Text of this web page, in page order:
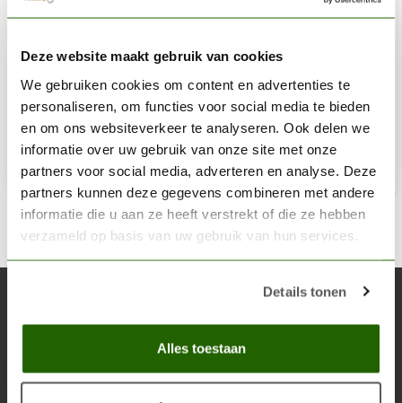
Deze website maakt gebruik van cookies
We gebruiken cookies om content en advertenties te
personaliseren, om functies voor social media te bieden
en om ons websiteverkeer te analyseren. Ook delen we
informatie over uw gebruik van onze site met onze
partners voor social media, adverteren en analyse. Deze
partners kunnen deze gegevens combineren met andere
informatie die u aan ze heeft verstrekt of die ze hebben
verzameld op basis van uw gebruik van hun services.
Details tonen
Alles toestaan
Dense Green Wild Tuft 6mm - GGD6-DG
€6,40
Op voorraad
Blijf op de hoogte over onze laatste acties